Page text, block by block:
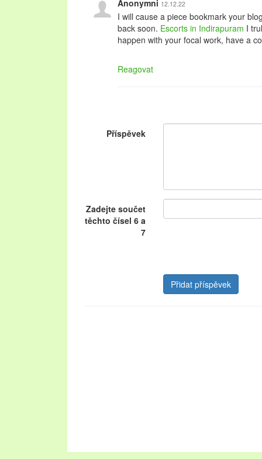
Anonymni 12.12.22
I will cause a piece bookmark your
back soon. Escorts in Indirapuram I
happen with your focal work, have a
Reagovat
Příspěvek
Zadejte součet
těchto čísel 6 a
7